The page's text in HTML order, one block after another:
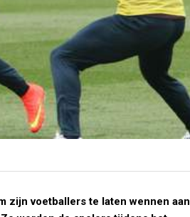
zijn voetballers te laten wennen aan